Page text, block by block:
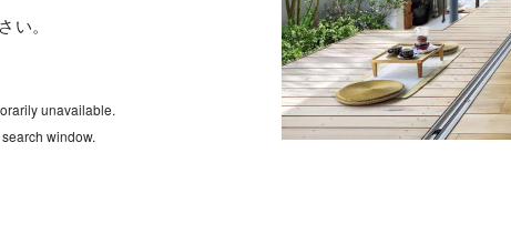
い。
unavailable.
window.